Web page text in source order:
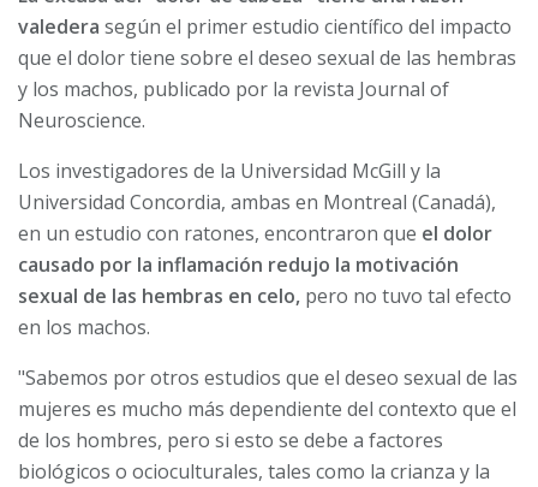
valedera según el primer estudio científico del impacto
que el dolor tiene sobre el deseo sexual de las hembras
y los machos, publicado por la revista Journal of
Neuroscience.
Los investigadores de la Universidad McGill y la
Universidad Concordia, ambas en Montreal (Canadá),
en un estudio con ratones, encontraron que el dolor
causado por la inflamación redujo la motivación
sexual de las hembras en celo, pero no tuvo tal efecto
en los machos.
"Sabemos por otros estudios que el deseo sexual de las
mujeres es mucho más dependiente del contexto que el
de los hombres, pero si esto se debe a factores
biológicos o ocioculturales, tales como la crianza y la